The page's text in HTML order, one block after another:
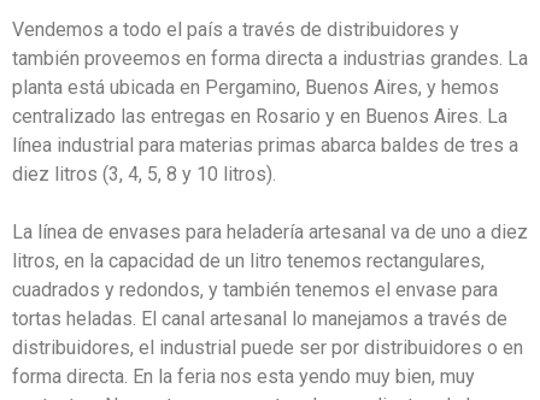
Vendemos a todo el país a través de distribuidores y
también proveemos en forma directa a industrias grandes. La
planta está ubicada en Pergamino, Buenos Aires, y hemos
centralizado las entregas en Rosario y en Buenos Aires. La
línea industrial para materias primas abarca baldes de tres a
diez litros (3, 4, 5, 8 y 10 litros).
La línea de envases para heladería artesanal va de uno a diez
litros, en la capacidad de un litro tenemos rectangulares,
cuadrados y redondos, y también tenemos el envase para
tortas heladas. El canal artesanal lo manejamos a través de
distribuidores, el industrial puede ser por distribuidores o en
forma directa. En la feria nos esta yendo muy bien, muy